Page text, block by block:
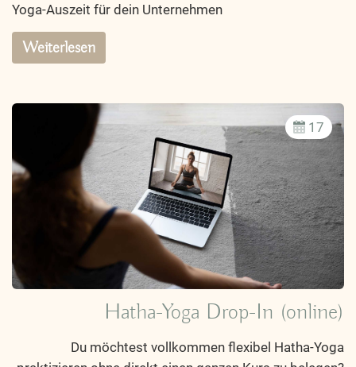
Yoga-Auszeit für dein Unternehmen
Weiterlesen
17
Hatha-Yoga Drop-In (online)
Du möchtest vollkommen flexibel Hatha-Yoga